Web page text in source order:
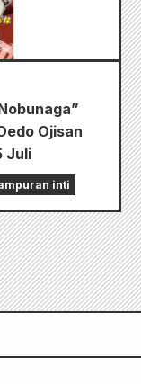
Ojisan
Juli
inti